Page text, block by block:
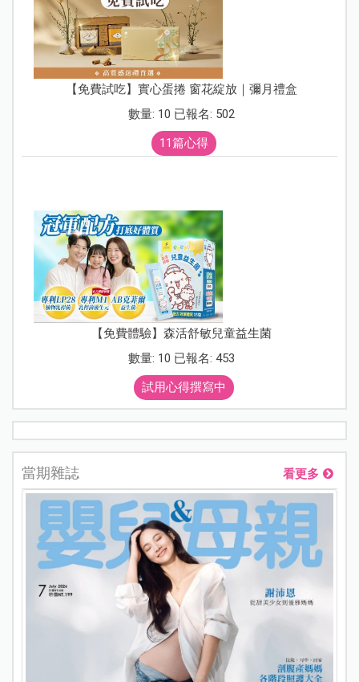
【免費試吃】實心蛋捲 窗花綻放｜彌月禮盒
數量: 10 已報名: 502
11篇心得
【免費體驗】森活舒敏兒童益生菌
數量: 10 已報名: 453
試用心得撰寫中
當期雜誌 看更多